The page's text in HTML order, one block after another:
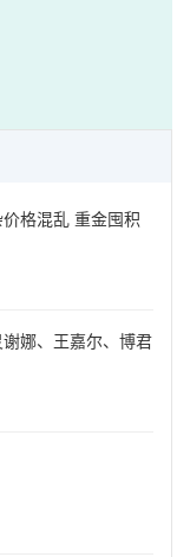
格混乱 重金囤积
谢娜、王嘉尔、博君